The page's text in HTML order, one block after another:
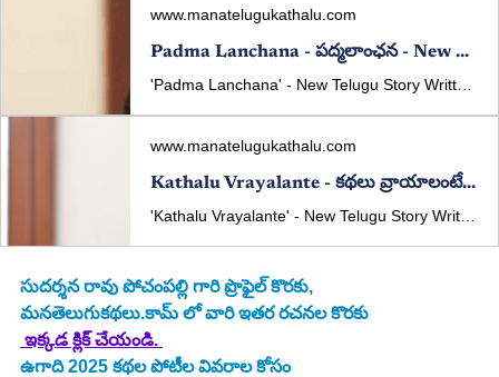
www.manatelugukathalu.com
Padma Lanchana - పద్మలాంఛన - New Telugu Story Written By - Sudarsana Rao Pochampally
www.manatelugukathalu.com
Kathalu Vrayalante - కథలు వ్రాయాలంటే - New Telugu Story Written By - Sudarsana Rao Pochampally
సుదర్శన రావు పోచంపల్లి గారి ప్రొఫైల్ కొరకు,
మనతెలుగుకథలు.కామ్ లో వారి ఇతర రచనల కొరకు
ఇక్కడ క్లిక్ చేయండి.
ఉగాది 2025 కథల పోటీల వివరాల కోసం